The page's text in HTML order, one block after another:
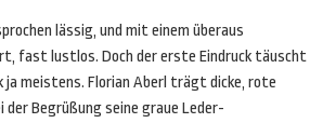
lässig, und mit einem überaus
fast lustlos. Doch der erste Eindruck täuscht
meistens. Florian Aberl trägt dicke, rote
der Begrüßung seine graue Leder-